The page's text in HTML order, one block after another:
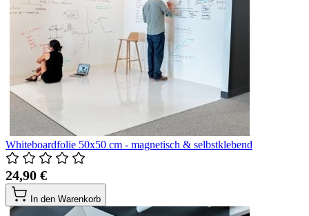
Whiteboardfolie 50x50 cm - magnetisch & selbstklebend
24,90 €
In den Warenkorb